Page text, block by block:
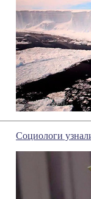
Социологи